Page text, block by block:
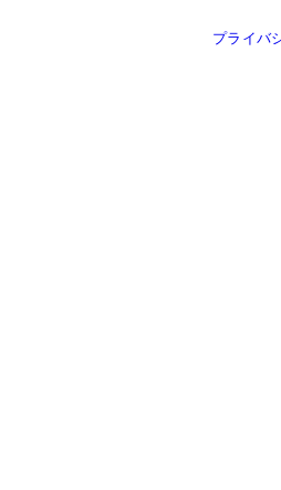
プライバ